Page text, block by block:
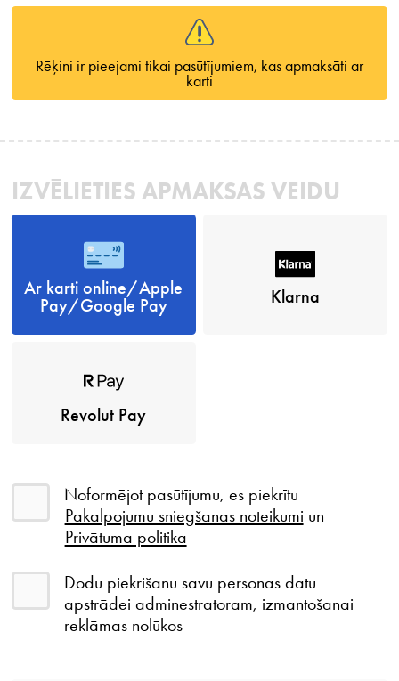
Rēķini ir pieejami tikai pasūtījumiem, kas apmaksāti ar
karti
IZVĒLIETIES APMAKSAS VEIDU
Ar karti online/Apple
Pay/Google Pay
Klarna
Revolut Pay
Noformējot pasūtījumu, es piekrītu
Pakalpojumu sniegšanas noteikumi un
Privātuma politika
Dodu piekrišanu savu personas datu
apstrādei adminestratoram, izmantošanai
reklāmas nolūkos